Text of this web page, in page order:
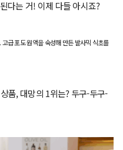
다는 거! 이제 다들 아시죠?
급 포도 원액을 숙성해 만든 발사믹 식초를
품, 대망의 1위는? 두구-두구-